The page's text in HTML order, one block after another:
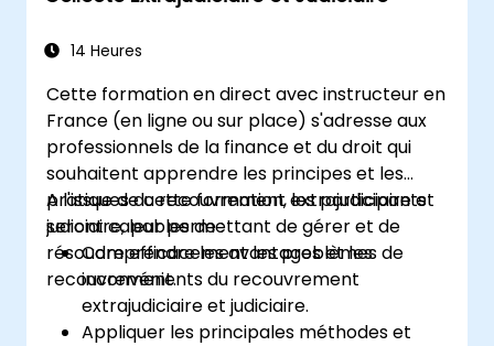
14 Heures
Cette formation en direct avec instructeur en
France (en ligne ou sur place) s'adresse aux
professionnels de la finance et du droit qui
souhaitent apprendre les principes et les
pratiques du recouvrement extrajudiciaire et
judiciaire, leur permettant de gérer et de
résoudre efficacement les problèmes de
recouvrement.
A l'issue de cette formation, les participants
seront capables de :
Comprendre les avantages et les
inconvénients du recouvrement
extrajudiciaire et judiciaire.
Appliquer les principales méthodes et